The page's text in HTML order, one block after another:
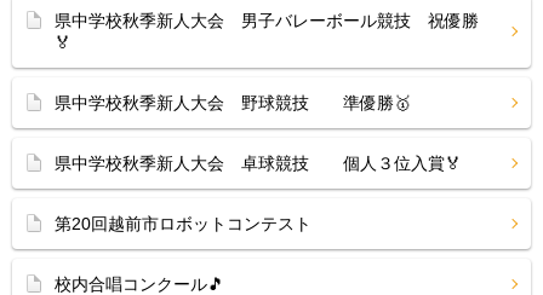
県中学校秋季新人大会 男子バレーボール競技 祝優勝
🏅
県中学校秋季新人大会 野球競技 準優勝🥇
県中学校秋季新人大会 卓球競技 個人３位入賞🏅
第20回越前市ロボットコンテスト
校内合唱コンクール🎵